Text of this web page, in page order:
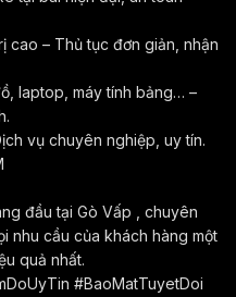
cao – Thủ tục đơn giản, nhận
laptop, máy tính bảng… –
vụ chuyên nghiệp, uy tín.
đầu tại Gò Vấp , chuyên
nhu cầu của khách hàng một
quả nhất.
#BaoMatTuyetDoi